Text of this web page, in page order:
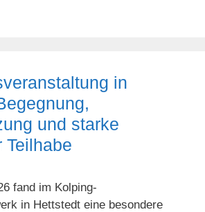
in
und starke
Teilhabe
fand im Kolping-
in Hettstedt eine besondere